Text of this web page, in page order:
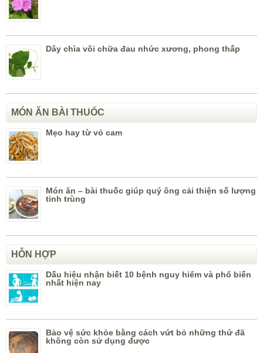
Dây chìa vôi chữa đau nhức xương, phong thấp
MÓN ĂN BÀI THUỐC
Mẹo hay từ vỏ cam
Món ăn – bài thuốc giúp quý ông cải thiện số lượng
tinh trùng
HỖN HỢP
Dấu hiệu nhận biết 10 bệnh nguy hiểm và phổ biến
nhất hiện nay
Bảo vệ sức khỏe bằng cách vứt bỏ những thứ đã
không còn sử dụng được